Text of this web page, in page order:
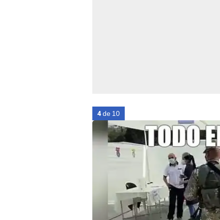
4de 10